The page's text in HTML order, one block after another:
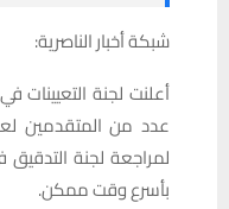
شبكة أخبار الناصرية:
أعلنت لجنة
لمراجعة لجنة
بأسرع وقت ممكن.